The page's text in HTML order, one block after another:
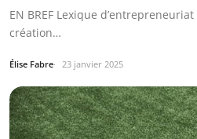
EN BREF Lexique
création…
Élise Fabre 23 janvier 2025